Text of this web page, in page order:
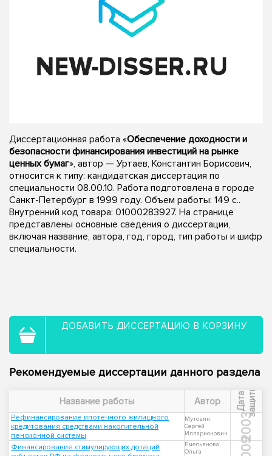
Диссертационная работа «Обеспечение доходности и
безопасности финансирования инвестиций на рынке
ценных бумаг», автор — Уртаев, Константин Борисович,
относится к типу: кандидатская диссертация по
специальности 08.00.10. Работа подготовлена в городе
Санкт-Петербург в 1999 году. Объем работы: 149 с..
Внутренний код товара: 01000283927. На странице
представлены основные сведения о диссертации,
включая название, автора, год, город, тип работы и шифр
специальности.
ДОБАВИТЬ ДИССЕРТАЦИЮ В КОРЗИНУ
Рекомендуемые диссертации данного раздела
Название работы Автор Д
а
т
а
з
а
щ
и
т ы
Рефинансирование ипотечного жилищного
кредитования средствами накопительной
пенсионной системы
Мутовин,
Сергей
Илларионович
2003
Финансирование стимулирующих дотаций
Емельянова,
Ольга